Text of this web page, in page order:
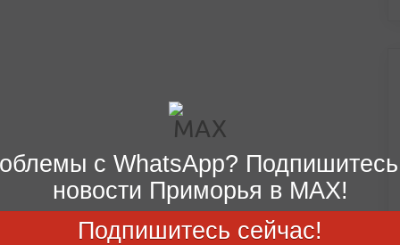
с WhatsApp?
новости Приморья в MAX!
Подпишитесь сейчас!